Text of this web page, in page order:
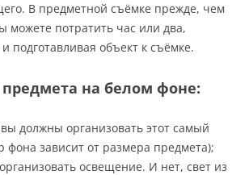
В предметной съёмке прежде, чем
можете потратить час или два,
подготавливая объект к съёмке.
на белом фоне:
должны организовать этот самый
фона зависит от размера предмета);
освещение. И нет, свет из